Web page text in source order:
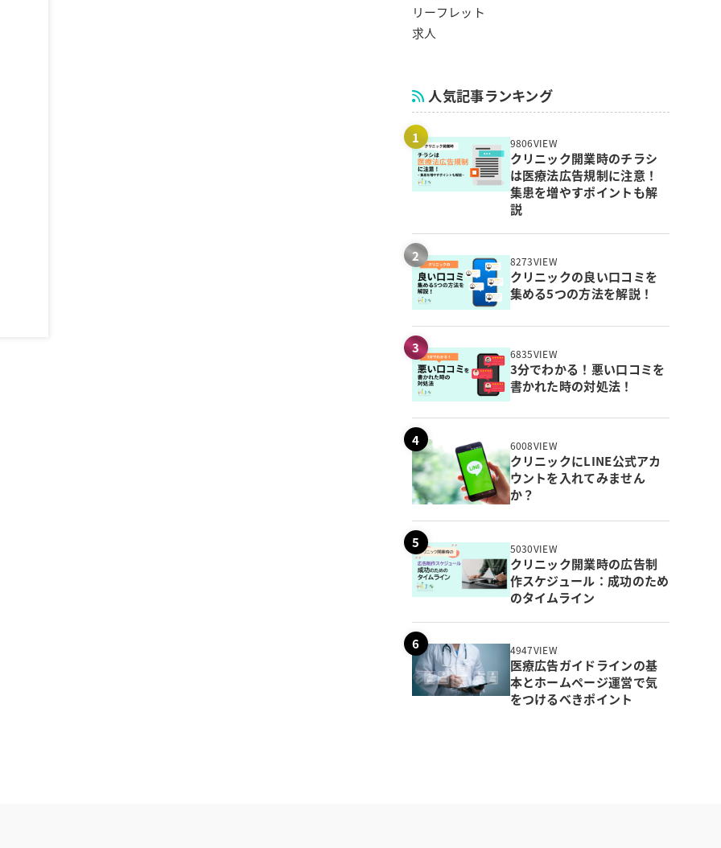
リーフレット
求人
人気記事ランキング
9806VIEW
クリニック開業時のチラシ
は医療法広告規制に注意！
集患を増やすポイントも解
説
8273VIEW
クリニックの良い口コミを
集める5つの方法を解説！
6835VIEW
3分でわかる！悪い口コミを
書かれた時の対処法！
6008VIEW
クリニックにLINE公式アカ
ウントを入れてみません
か？
5030VIEW
クリニック開業時の広告制
作スケジュール：成功のため
のタイムライン
4947VIEW
医療広告ガイドラインの基
本とホームページ運営で気
をつけるべきポイント